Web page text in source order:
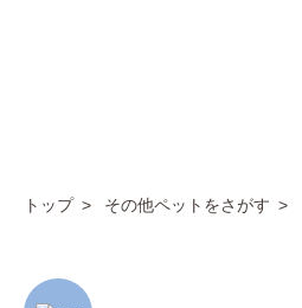
トップ その他ペットをさがす